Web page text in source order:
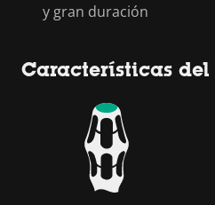
y gran duración
Características del